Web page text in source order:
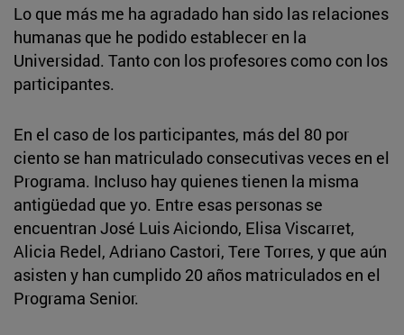
Lo que más me ha agradado han sido las relaciones
humanas que he podido establecer en la
Universidad. Tanto con los profesores como con los
participantes.
En el caso de los participantes, más del 80 por
ciento se han matriculado consecutivas veces en el
Programa. Incluso hay quienes tienen la misma
antigüedad que yo. Entre esas personas se
encuentran José Luis Aiciondo, Elisa Viscarret,
Alicia Redel, Adriano Castori, Tere Torres, y que aún
asisten y han cumplido 20 años matriculados en el
Programa Senior.